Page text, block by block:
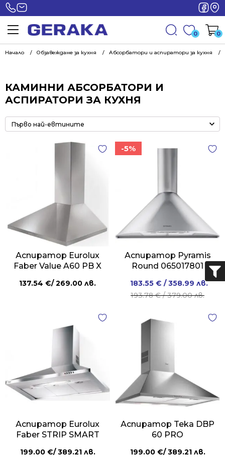
0 0
Начало Обзавеждане за кухня Абсорбатори и аспиратори за кухня
КАМИННИ АБСОРБАТОРИ И
АСПИРАТОРИ ЗА КУХНЯ
Аспиратор Eurolux
Faber Value A60 PB X
137.54 €/ 269.00 лв.
-5%
Аспиратор Pyramis
Round 065017801
193.78€/ 379.00 лв.
Original
price
183.55 € / 358.99 лв.
Current
price
Аспиратор Eurolux
Faber STRIP SMART
199.00 €/ 389.21 лв.
Аспиратор Teka DBP
60 PRO
199.00 €/ 389.21 лв.